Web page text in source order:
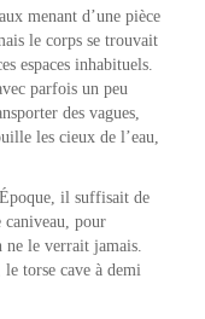
menant d’une pièce
le corps se trouvait
espaces inhabituels.
parfois un peu
des vagues,
les cieux de l’eau,
il suffisait de
caniveau, pour
le verrait jamais.
torse cave à demi